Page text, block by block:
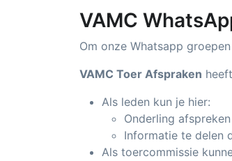
VAMC
Om onze Whatsapp
VAMC Toer Afspraken
Als leden kun je hier:
Onderling
Informatie te delen
Als toercommissie